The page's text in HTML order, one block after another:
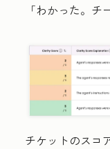
「わかった。チ
チケットのスコ